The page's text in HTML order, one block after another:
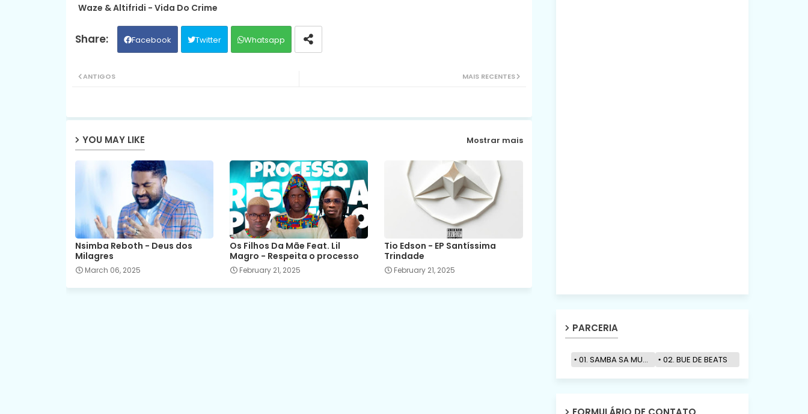
Waze & Altifridi - Vida Do Crime
Facebook Twitter Whatsapp
MAIS RECENTES
ANTIGOS
YOU MAY LIKE Mostrar mais
Nsimba Reboth - Deus dos
Milagres
March 06, 2025
Os Filhos Da Mãe Feat. Lil
Magro - Respeita o processo
February 21, 2025
Tio Edson - EP Santíssima
Trindade
February 21, 2025
PARCERIA
01. SAMBA SA MUZIK 02. BUE DE BEATS